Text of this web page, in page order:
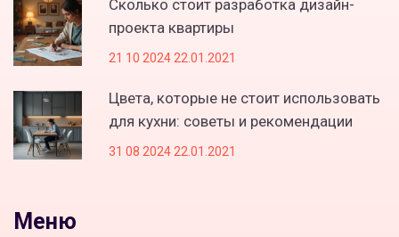
Сколько стоит разработка дизайн-
проекта квартиры
21 10 2024 22.01.2021
Цвета, которые не стоит использовать
для кухни: советы и рекомендации
31 08 2024 22.01.2021
Меню